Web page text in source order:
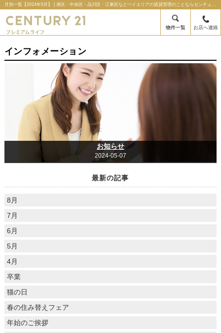
月別一覧【2024年5月】 | 港区・中央区・品川区・江東区などベイエリアの賃貸管理のことならセンチュリー21プレミアムライフの不動産のことならセンチュリー21プレミアムライフ
物件一覧 お店へ連絡
インフォメーション
お知らせ
2024-05-07
最新の記事
8月
7月
6月
5月
4月
卒業
猫の日
春の住み替えフェア
年始のご挨拶